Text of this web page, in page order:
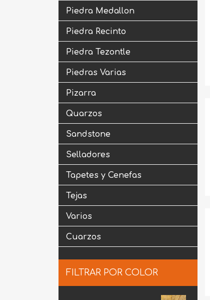
Piedra Medallon
Piedra Recinto
Piedra Tezontle
Piedras Varias
Pizarra
Quarzos
Sandstone
Selladores
Tapetes y Cenefas
Tejas
Varios
Cuarzos
FILTRAR POR COLOR